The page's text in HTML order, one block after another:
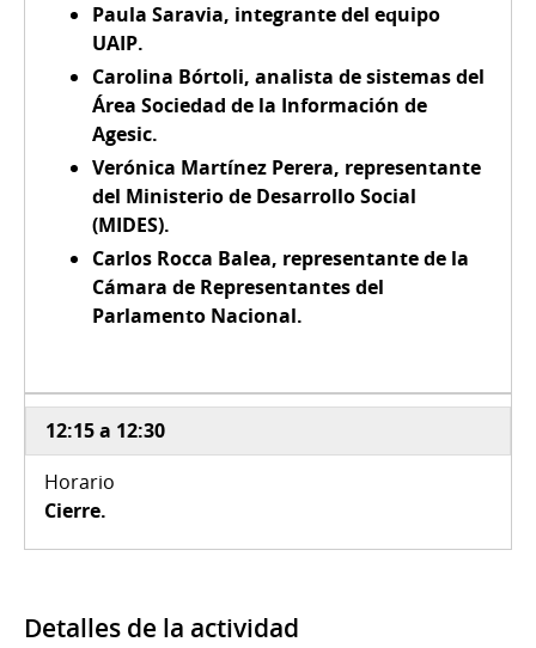
Paula Saravia, integrante del equipo
UAIP.
Carolina Bórtoli, analista de sistemas del
Área Sociedad de la Información de
Agesic.
Verónica Martínez Perera, representante
del Ministerio de Desarrollo Social
(MIDES).
Carlos Rocca Balea, representante de la
Cámara de Representantes del
Parlamento Nacional.
12:15 a 12:30
Cierre.
Detalles de la actividad